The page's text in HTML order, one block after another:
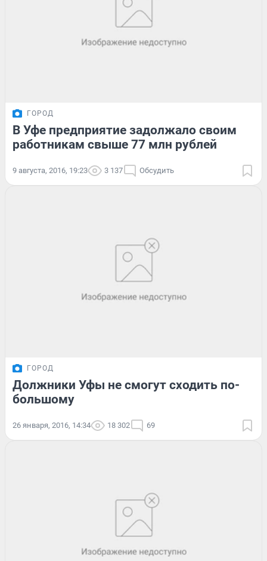
ГОРОД
В Уфе предприятие задолжало своим
работникам свыше 77 млн рублей
9 августа, 2016, 19:23 3 137 Обсудить
ГОРОД
Должники Уфы не смогут сходить по-
большому
26 января, 2016, 14:34 18 302 69